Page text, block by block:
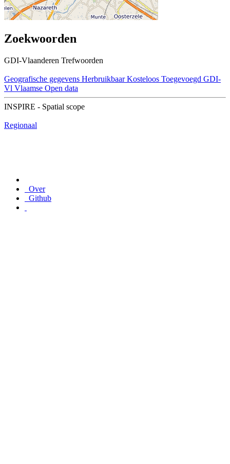
Zoekwoorden
GDI-Vlaanderen Trefwoorden
Geografische gegevens Herbruikbaar Kosteloos Toegevoegd GDI-
Vl Vlaamse Open data
INSPIRE - Spatial scope
Regionaal
Over
Github